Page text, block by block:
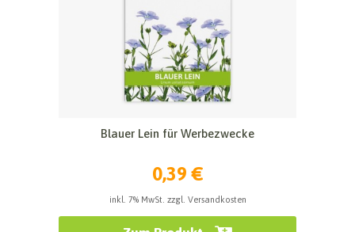
Blauer Lein für Werbezwecke
0,39 €
inkl. 7% MwSt. zzgl. Versandkosten